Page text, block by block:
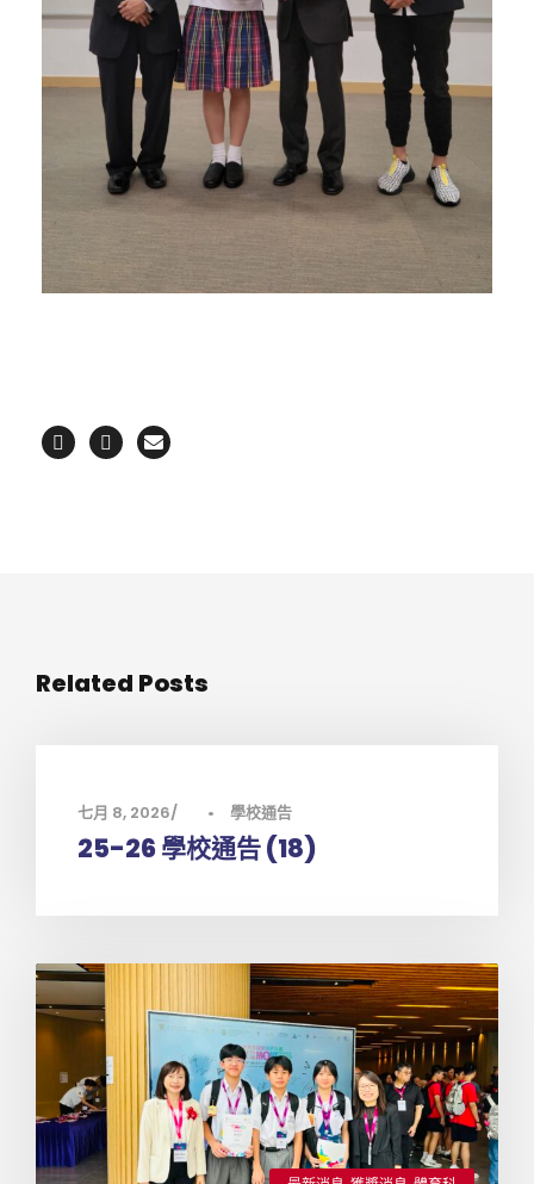
Related Posts
七月 8, 2026 • 學校通告
25-26 學校通告 (18)